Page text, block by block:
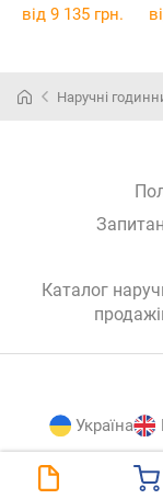
000
від 9 135 грн.
Наручні
Каталог
Україна